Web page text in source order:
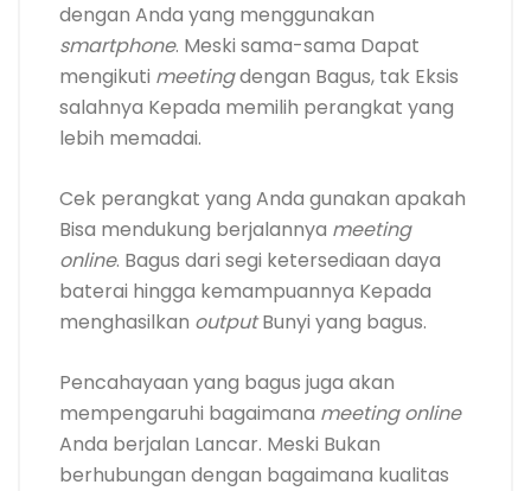
dengan Anda yang menggunakan
smartphone. Meski sama-sama Dapat
mengikuti meetingdengan Bagus, tak Eksis
salahnya Kepada memilih perangkat yang
lebih memadai.
Cek perangkat yang Anda gunakan apakah
Bisa mendukung berjalannya meeting
online. Bagus dari segi ketersediaan daya
baterai hingga kemampuannya Kepada
menghasilkan outputBunyi yang bagus.
Pencahayaan yang bagus juga akan
mempengaruhi bagaimana meeting online
Anda berjalan Lancar. Meski Bukan
berhubungan dengan bagaimana kualitas